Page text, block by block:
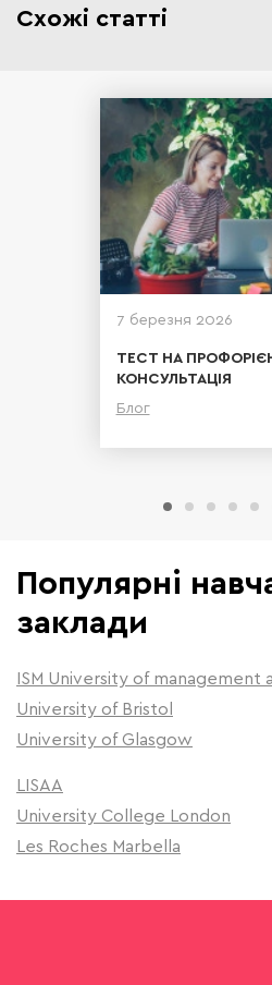
Схожі статті
7 березня 2026
ТЕСТ НА
КОНСУЛЬТАЦІЯ
Блог
Популярні
заклади
ISM University of management
University of Bristol
University of Glasgow
LISAA
University College London
Les Roches Marbella